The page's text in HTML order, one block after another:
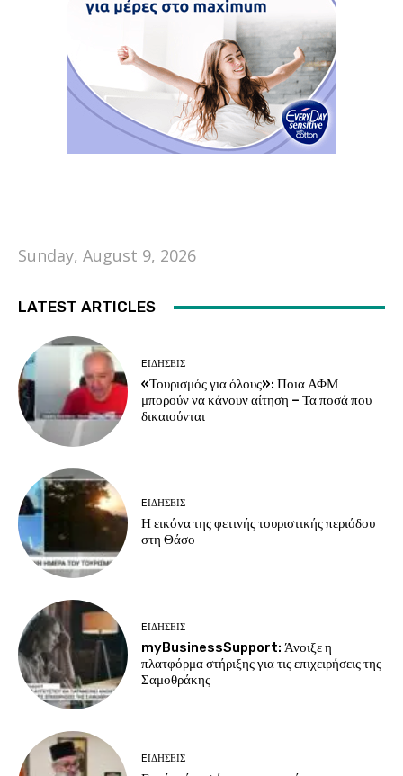
Sunday, August 9, 2026
LATEST ARTICLES
EΙΔΗΣΕΙΣ
«Τουρισμός για όλους»: Ποια ΑΦΜ
μπορούν να κάνουν αίτηση – Τα ποσά που
δικαιούνται
EΙΔΗΣΕΙΣ
Η εικόνα της φετινής τουριστικής περιόδου
στη Θάσο
EΙΔΗΣΕΙΣ
myBusinessSupport: Άνοιξε η
πλατφόρμα στήριξης για τις επιχειρήσεις της
Σαμοθράκης
EΙΔΗΣΕΙΣ